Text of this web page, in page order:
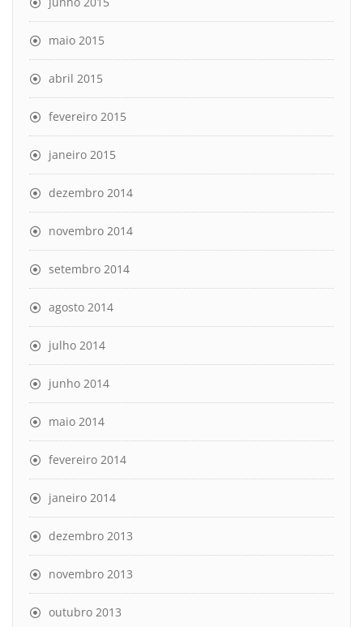
maio 2015
abril 2015
fevereiro 2015
janeiro 2015
dezembro 2014
novembro 2014
setembro 2014
agosto 2014
julho 2014
junho 2014
maio 2014
fevereiro 2014
janeiro 2014
dezembro 2013
novembro 2013
outubro 2013